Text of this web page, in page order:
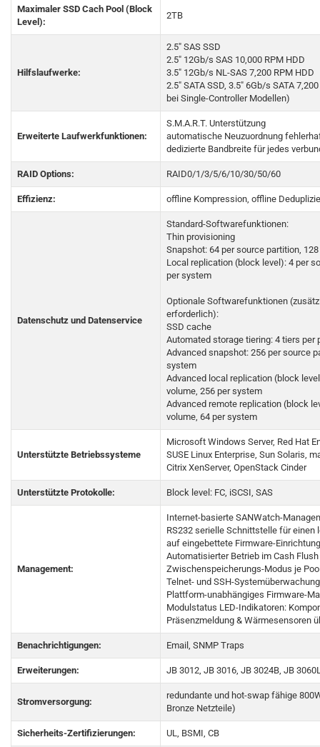
Maximaler SSD Cach Pool (Block
Level):
2TB
Hilfslaufwerke:
2.5" SAS SSD
2.5" 12Gb/s SAS 10,000 RPM HDD
3.5" 12Gb/s NL-SAS 7,200 RPM HDD
2.5" SATA SSD, 3.5" 6Gb/s SATA
bei Single-Controller Modellen)
Erweiterte Laufwerkfunktionen:
S.M.A.R.T. Unterstützung
automatische Neuzuordnung
dedizierte Bandbreite für jedes
RAID Options: RAID0/1/3/5/6/10/30/50/60
Effizienz: offline Kompression, offline
Datenschutz und Datenservice
Standard-Softwarefunktionen:
Thin provisioning
Snapshot: 64 per source partition,
Local replication (block level): 4 per
per system
Optionale Softwarefunktionen
erforderlich):
SSD cache
Automated storage tiering: 4 tiers per
Advanced snapshot: 256 per source
system
Advanced local replication (block
volume, 256 per system
Advanced remote replication (block
volume, 64 per system
Unterstützte Betriebssysteme
Microsoft Windows Server, Red Hat
SUSE Linux Enterprise, Sun Solaris,
Citrix XenServer, OpenStack Cinder
Unterstützte Protokolle: Block level: FC, iSCSI, SAS
Management:
Internet-basierte SANWatch-
RS232 serielle Schnittstelle für einen
auf eingebettete Firmware-
Automatisierter Betrieb im Cash
Zwischenspeicherungs-Modus je
Telnet- und SSH-
Plattform-unabhängiges Firmware-
Modulstatus LED-Indikatoren:
Präsenzmeldung & Wärmesensoren
Benachrichtigungen: Email, SNMP Traps
Erweiterungen: JB 3012, JB 3016, JB 3024B, JB
Stromversorgung:
redundante und hot-swap fähige
Bronze Netzteile)
Sicherheits-Zertifizierungen: UL, BSMI, CB